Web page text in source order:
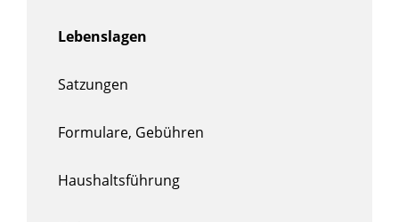
Lebenslagen
Satzungen
Formulare, Gebühren
Haushaltsführung